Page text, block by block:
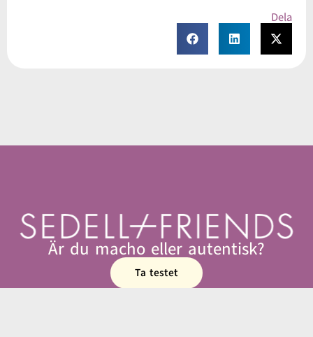
Dela
Är du macho eller autentisk?
Ta testet